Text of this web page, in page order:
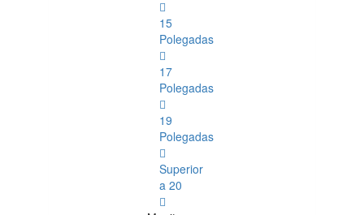
15
Polegadas
17
Polegadas
19
Polegadas
Superior
a 20